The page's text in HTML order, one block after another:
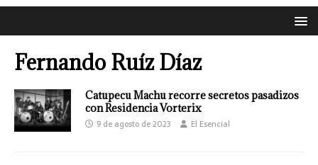
Fernando Ruíz Díaz
Catupecu Machu recorre secretos pasadizos
con Residencia Vorterix
9 de agosto de 2023 El Esencial